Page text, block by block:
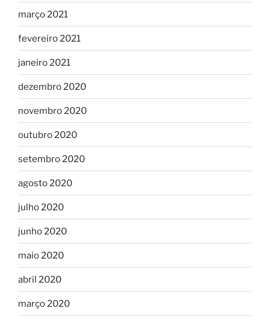
março 2021
fevereiro 2021
janeiro 2021
dezembro 2020
novembro 2020
outubro 2020
setembro 2020
agosto 2020
julho 2020
junho 2020
maio 2020
abril 2020
março 2020